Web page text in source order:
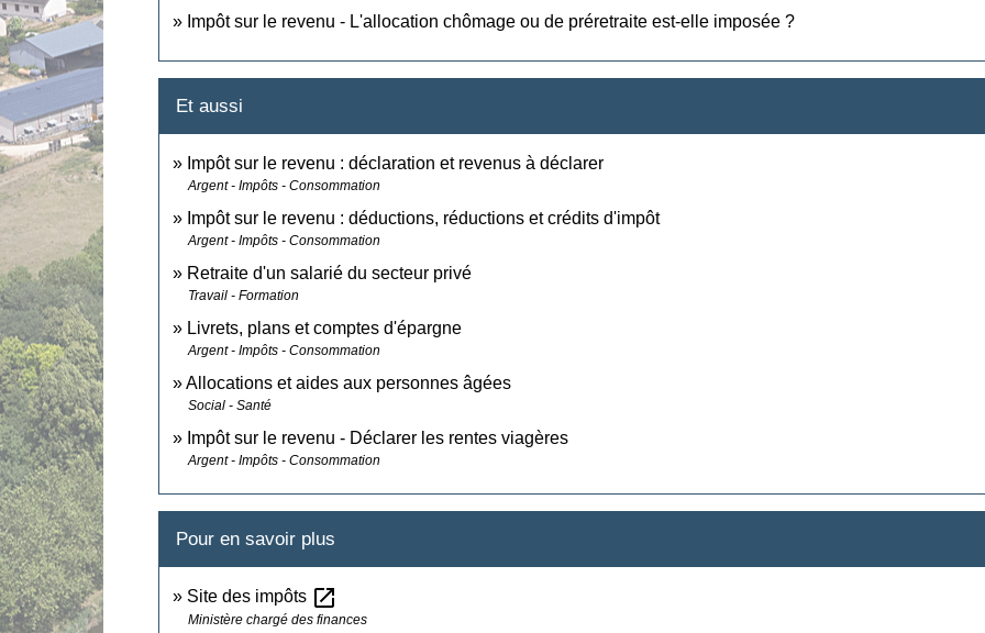
Impôt sur le revenu - L'allocation chômage ou de préretraite est-elle imposée ?
Et aussi
Impôt sur le revenu : déclaration et revenus à déclarer
Argent - Impôts - Consommation
Impôt sur le revenu : déductions, réductions et crédits d'impôt
Argent - Impôts - Consommation
Retraite d'un salarié du secteur privé
Travail - Formation
Livrets, plans et comptes d'épargne
Argent - Impôts - Consommation
Allocations et aides aux personnes âgées
Social - Santé
Impôt sur le revenu - Déclarer les rentes viagères
Argent - Impôts - Consommation
Pour en savoir plus
Site des impôts open_in_new
Ministère chargé des finances